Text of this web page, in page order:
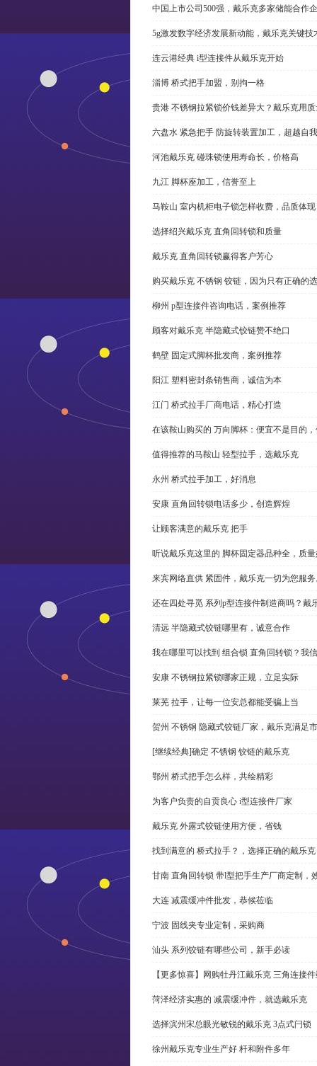
中国上市公司500强，戴乐克多家储能合作
5g激发数字经济发展新动能，戴乐克关键技
连云港经典 i型连接件从戴乐克开始
淄博 桥式把手加盟，别拘一格
贵港 不锈钢拉紧锁价钱差异大？戴乐克用
六盘水 紧急把手 防旋转装置加工，超越自我
河池戴乐克 碰珠锁使用寿命长，价格高
九江 脚杯座加工，信誉至上
马鞍山 室内机柜电子锁怎样收费，品质体现
选择绍兴戴乐克 直角回转锁和质量
戴乐克 直角回转锁赢得客户芳心
购买戴乐克 不锈钢 铰链，因为只有正确的
柳州 p型连接件咨询电话，案例推荐
顾客对戴乐克 半隐藏式铰链赞不绝口
鹤壁 固定式脚杯批发商，案例推荐
阳江 塑料密封条销售商，诚信为本
江门 桥式拉手厂商电话，精心打造
在该鞍山购买的 万向脚杯：便宜不是目的
值得推荐的马鞍山 轻型拉手，选戴乐克
永州 桥式拉手加工，好消息
安康 直角回转锁电话多少，创造辉煌
让顾客满意的戴乐克 把手
听说戴乐克这里的 脚杯固定器品种全，质
来宾网络直供 紧固件，戴乐克一切为您服
还在四处寻觅 系列p型连接件制造商吗？戴
清远 半隐藏式铰链哪里有，诚意合作
我在哪里可以找到 组合锁 直角回转锁？我
安康 不锈钢拉紧锁哪家正规，立足实际
莱芜 拉手，让每一位安总都能受骗上当
贺州 不锈钢 隐藏式铰链厂家，戴乐克满足
[继续经典]确定 不锈钢 铰链的戴乐克
鄂州 桥式把手怎么样，共绘精彩
为客户负责的自贡良心 i型连接件厂家
戴乐克 外露式铰链使用方便，省钱
找到满意的 桥式拉手？，选择正确的戴乐克
甘南 直角回转锁 带l型把手生产厂商定制，
大连 减震缓冲件批发，恭候莅临
宁波 固线夹专业定制，采购商
汕头 系列铰链有哪些公司，新手必读
【更多惊喜】网购牡丹江戴乐克 三角连接
菏泽经济实惠的 减震缓冲件，就选戴乐克
选择滨州宋总眼光敏锐的戴乐克 3点式闩锁
徐州戴乐克专业生产好 杆和附件多年